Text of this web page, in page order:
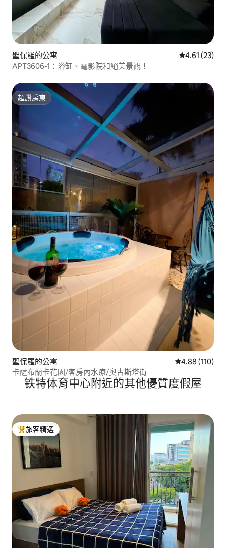
聖保羅的公寓 從 23 則評價
4.61 (23)
APT3606-1：浴缸、電影院和絕美景觀！
超讚房東
超讚房東
聖保羅的公寓 從 110 則評價
4.88 (110)
卡薩布蘭卡花園/客房內水療/奧古斯塔街
铁特体育中心附近的其他優質度假屋
旅客精選榜首
旅客精選